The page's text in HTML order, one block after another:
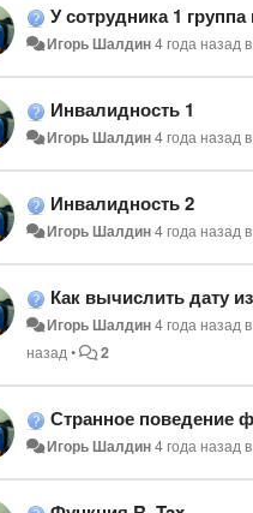
У сотрудника 1 группа
Игорь Шалдин4 года назад
Инвалидность 1
Игорь Шалдин4 года назад
Инвалидность 2
Игорь Шалдин4 года назад
Как вычислить дату
Игорь Шалдин4 года назад
назад• 2
Странное поведение
Игорь Шалдин4 года назад